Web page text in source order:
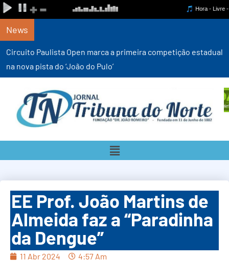
News
Circuito Paulista Open marca a primeira competição estadual
na nova pista do ‘João do Pulo’
EE Prof. João Martins de
Almeida faz a “Paradinha
da Dengue”
11 Abr 2024 4:57 Am